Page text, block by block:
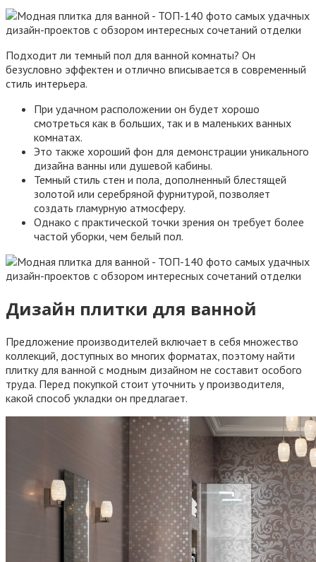
Подходит ли темный пол для ванной комнаты? Он
безусловно эффектен и отлично вписывается в современный
стиль интерьера.
При удачном расположении он будет хорошо
смотреться как в больших, так и в маленьких ванных
комнатах.
Это также хороший фон для демонстрации уникального
дизайна ванны или душевой кабины.
Темный стиль стен и пола, дополненный блестящей
золотой или серебряной фурнитурой, позволяет
создать гламурную атмосферу.
Однако с практической точки зрения он требует более
частой уборки, чем белый пол.
Дизайн плитки для ванной
Предложение производителей включает в себя множество
коллекций, доступных во многих форматах, поэтому найти
плитку для ванной с модным дизайном не составит особого
труда. Перед покупкой стоит уточнить у производителя,
какой способ укладки он предлагает.